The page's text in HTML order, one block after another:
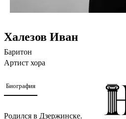
Халезов Иван
Баритон
Артист хора
Биография
Родился в Дзержинске.